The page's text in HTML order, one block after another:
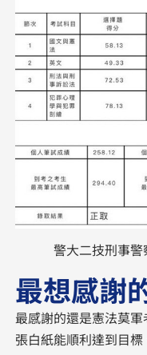
警大二技刑事
最想感謝
最感謝的還是憲法莫
張白紙能順利達到目標